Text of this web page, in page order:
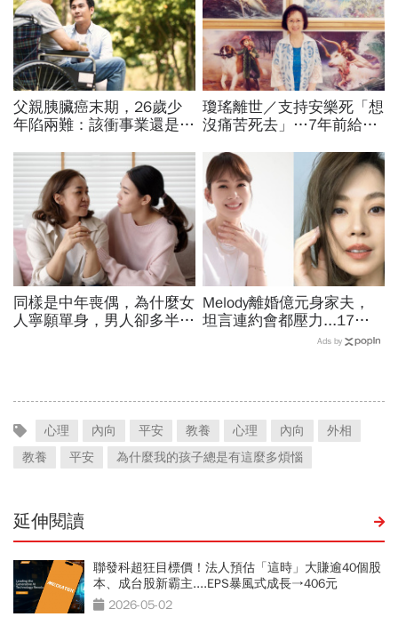
父親胰臟癌末期，26歲少
年陷兩難：該衝事業還是顧
全然犧牲「你的餘生也很重
要」
瓊瑤離世／支持安樂死「想
沒痛苦死去」…7年前給孩
10件事千萬別對我做
同樣是中年喪偶，為什麼女
人寧願單身，男人卻多半再
Melody離婚億元身家夫，
坦言連約會都壓力...17年
婚姻曾為求子險喪命：遺憾
Ads by
心理 內向 平安 教養 心理 內向
外相
教養
平安 為什麼我的孩子總是有這麼多煩惱
延伸閱讀
聯發科超狂目標價！法人預估「這時」大賺逾40個股
本、成台股新霸主....EPS暴風式成長→406元
2026-05-02